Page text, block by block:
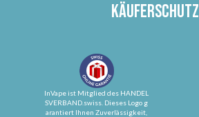
Käuferschutz
InVape ist Mitglied des HANDEL
SVERBAND.swiss. Dieses Logo g
arantiert Ihnen Zuverlässigkeit,